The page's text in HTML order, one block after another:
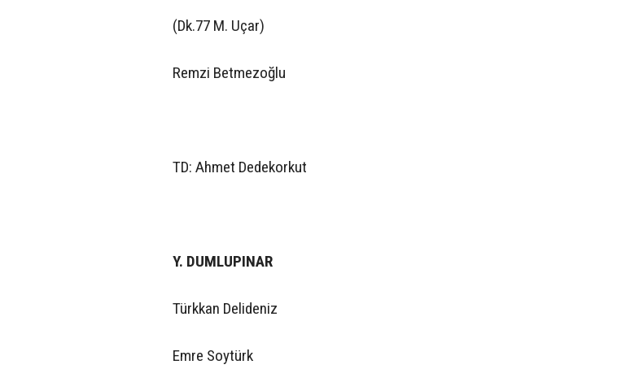
(Dk.77 M. Uçar)
Remzi Betmezoğlu
TD: Ahmet Dedekorkut
Y. DUMLUPINAR
Türkkan Delideniz
Emre Soytürk